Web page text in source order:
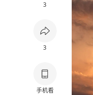
3
3
手机看